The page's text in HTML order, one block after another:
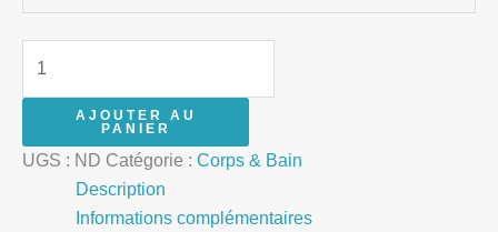
AJOUTER AU
PANIER
UGS : ND Catégorie : Corps & Bain
Description
Informations complémentaires